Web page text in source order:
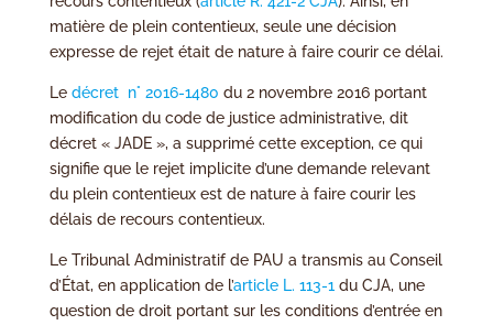
matière de plein contentieux, seule une décision
expresse de rejet était de nature à faire courir ce délai.
Le décret n° 2016-1480 du 2 novembre 2016 portant
modification du code de justice administrative, dit
décret « JADE », a supprimé cette exception, ce qui
signifie que le rejet implicite d’une demande relevant
du plein contentieux est de nature à faire courir les
délais de recours contentieux.
Le Tribunal Administratif de PAU a transmis au Conseil
d’État, en application de l’article L. 113-1du CJA, une
question de droit portant sur les conditions d’entrée en